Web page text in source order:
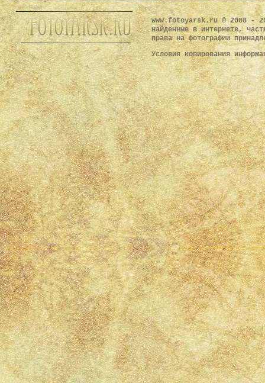
www.fotoyarsk.ru © 2008 -
найденные в интернете,
права на фотографии
Условия копирования